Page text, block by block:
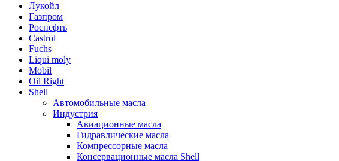
Лукойл
Газпром
Роснефть
Castrol
Fuchs
Liqui moly
Mobil
Oil Right
Shell
Автомобильные масла
Индустрия
Авиационные масла
Гидравлические масла
Компрессорные масла
Консервационные масла Shell